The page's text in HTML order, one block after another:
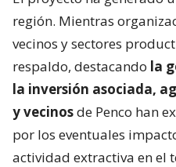
región. Mientras
vecinos y sectores
respaldo, destacando la
la inversión asociada,
y vecinosde Penco han
por los eventuales
actividad extractiva en el